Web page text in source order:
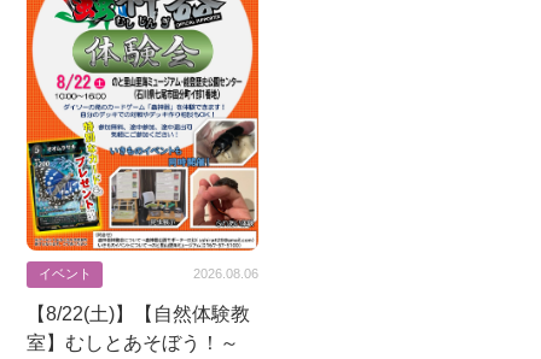
イベント 2026.08.06
【8/22(土)】【自然体験教
室】むしとあそぼう！～